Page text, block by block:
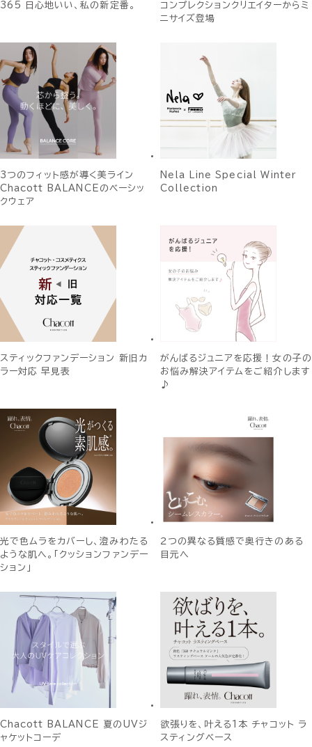
365 日心地いい、私の新定番。
コンプレクションクリエイターからミ
ニサイズ登場
3つのフィット感が導く美ライン
Chacott BALANCEのベーシッ
クウェア
Nela Line Special Winter
Collection
スティックファンデーション 新旧カ
ラー対応 早見表
がんばるジュニアを応援！女の子の
お悩み解決アイテムをご紹介します
♪
光で色ムラをカバーし、澄みわたる
ような肌へ。「クッションファンデー
ション」
２つの異なる質感で奥行きのある
目元へ
Chacott BALANCE 夏のUVジ
ャケットコーデ
欲張りを、叶える1本 チャコット ラ
スティングベース